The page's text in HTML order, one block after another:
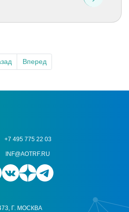
Вперед
Г. МОСКВА
+7 495 775 22 03
INF@AOTRF.RU